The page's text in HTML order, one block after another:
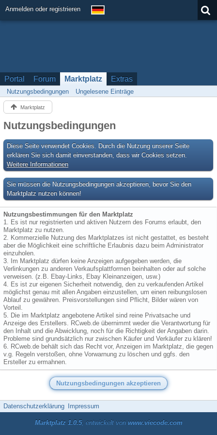
Anmelden oder registrieren
Portal Forum Marktplatz Extras
Nutzungsbedingungen Ungelesene Einträge
Marktplatz
Nutzungsbedingungen
Diese Seite verwendet Cookies. Durch die Nutzung unserer Seite
erklären Sie sich damit einverstanden, dass wir Cookies setzen.
Weitere Informationen
Sie müssen die Nutzungsbedingungen akzeptieren, bevor Sie den
Marktplatz nutzen können!
Nutzungsbestimmungen für den Marktplatz
1. Es ist nur registrierten und aktiven Nutzern des Forums erlaubt, den
Marktplatz zu nutzen.
2. Kommerzielle Nutzung des Marktplatzes ist nicht gestattet, es besteht
aber die Möglichkeit eine schriftliche Erlaubnis dazu beim Administrator
einzuholen.
3. Im Marktplatz dürfen keine Anzeigen aufgegeben werden, die
Verlinkungen zu anderen Verkaufsplattformen beinhalten oder auf solche
verweisen. (z.B. Ebay-Links, Ebay Kleinanzeigen, usw.)
4. Es ist zur eigenen Sicherheit notwendig, den zu verkaufenden Artikel
möglichst genau mit allen Angaben einzustellen, um einen reibungslosen
Ablauf zu gewähren. Preisvorstellungen sind Pflicht, Bilder wären von
Vorteil.
5. Die im Marktplatz angebotene Artikel sind reine Privatsache und
Anzeige des Erstellers. RCweb.de übernimmt weder die Verantwortung für
den Inhalt und die Abwicklung, noch für die Richtigkeit der Angaben darin.
Probleme sind grundsätzlich nur zwischen Käufer und Verkäufer zu klären!
6. RCweb.de behält sich das Recht vor, Anzeigen im Marktplatz, die gegen
v.g. Regeln verstoßen, ohne Vorwarnung zu löschen und ggfs. den
Ersteller zu ermahnen.
Datenschutzerklärung Impressum
Marktplatz 1.0.5, entwickelt von www.viecode.com